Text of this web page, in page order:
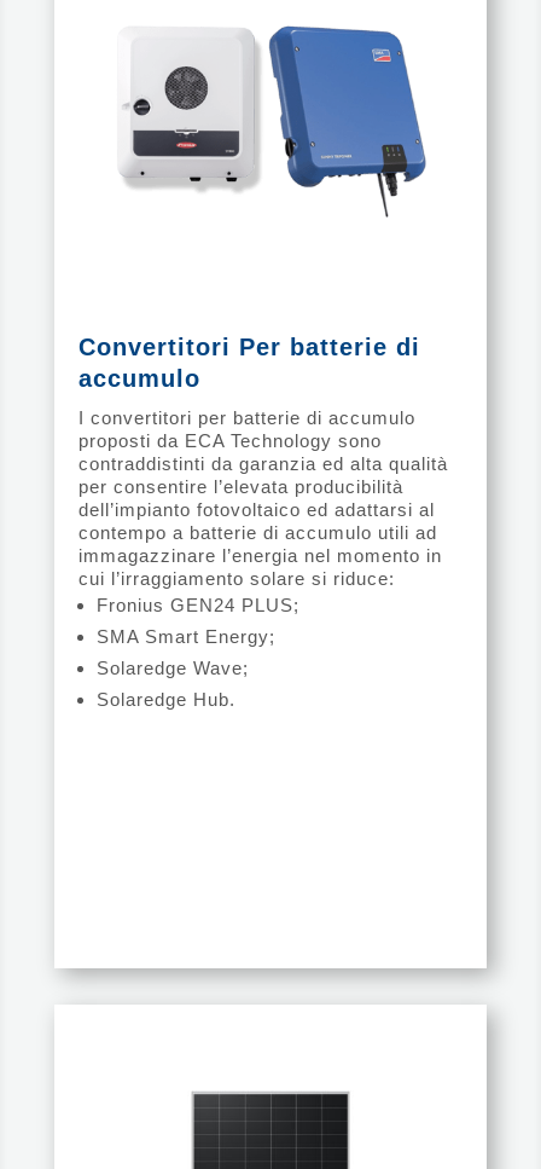
Convertitori Per batterie di
accumulo
I convertitori per batterie di accumulo
proposti da ECA Technology sono
contraddistinti da garanzia ed alta qualità
per consentire l’elevata producibilità
dell’impianto fotovoltaico ed adattarsi al
contempo a batterie di accumulo utili ad
immagazzinare l’energia nel momento in
cui l’irraggiamento solare si riduce:
Fronius GEN24 PLUS;
SMA Smart Energy;
Solaredge Wave;
Solaredge Hub.